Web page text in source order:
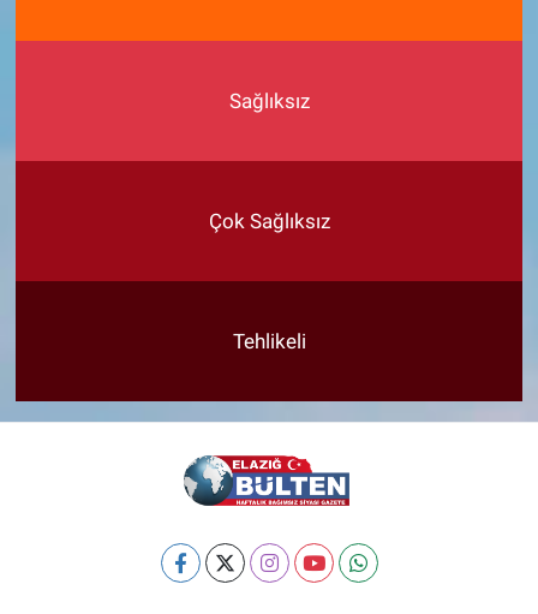
Sağlıksız
Çok Sağlıksız
Tehlikeli